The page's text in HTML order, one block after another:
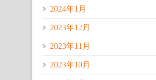
2024年1月
2023年12月
2023年11月
2023年10月